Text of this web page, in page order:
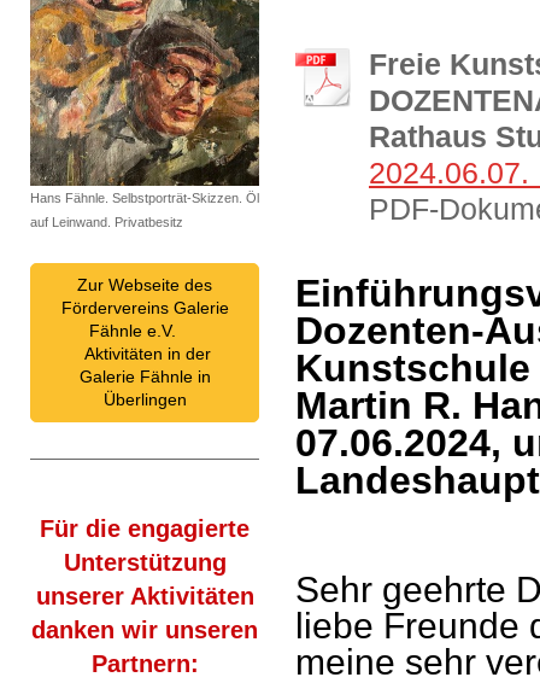
Freie
Rathaus
PDF-
Dozenten-
Martin R.
07.06.2024,
Sehr geehrte
liebe Freunde
meine sehr
Hans Fähnle. Selbstporträt-Skizzen. Öl
auf Leinwand. Privatbesitz
Zur Webseite des
Fördervereins Galerie
Fähnle e.V.
Aktivitäten in der
Galerie Fähnle in
Überlingen
Für die engagierte
Unterstützung
unserer Aktivitäten
danken wir unseren
Partnern: